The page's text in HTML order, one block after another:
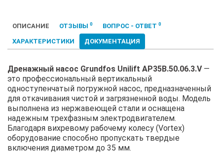
ОПИСАНИЕ ОТЗЫВЫ 0 ВОПРОС - ОТВЕТ 0
ХАРАКТЕРИСТИКИ ДОКУМЕНТАЦИЯ
Дренажный насос Grundfos Unilift AP35B.50.06.3.V—
это профессиональный вертикальный
одноступенчатый погружной насос, предназначенный
для откачивания чистой и загрязненной воды. Модель
выполнена из нержавеющей стали и оснащена
надежным трехфазным электродвигателем.
Благодаря вихревому рабочему колесу (Vortex)
оборудование способно пропускать твердые
включения диаметром до 35 мм.